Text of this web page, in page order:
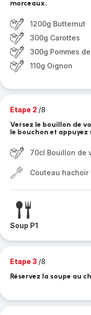
morceaux.
1200g Butternut
300g Carottes
300g Pommes
110g Oignon
Etape 2 /8
Versez le bouillon de
le bouchon et appuyez
70cl Bouillon de
Couteau hachoir
Soup P1
Etape 3 /8
Réservez la soupe au